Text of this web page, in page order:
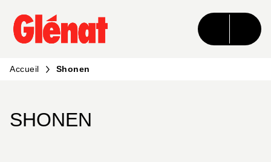
MENU RECHERCHE CONTENU
PIED DE PAGE
Accueil Shonen
SHONEN